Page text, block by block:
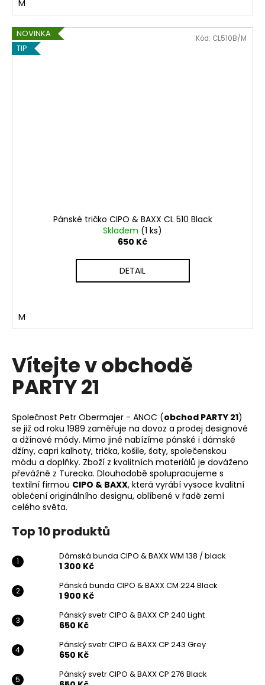
M
NOVINKA
TIP
Pánské tričko CIPO & BAXX CL 510 Black
Skladem (1 ks)
650 Kč
DETAIL
M
Kód: CL510B/M
Vítejte v obchodě
PARTY 21
Společnost Petr Obermajer - ANOC (obchod PARTY 21)
se již od roku 1989 zaměřuje na dovoz a prodej designové
a džínové módy. Mimo jiné nabízíme pánské i dámské
džíny, capri kalhoty, trička, košile, šaty, společenskou
módu a doplňky. Zboží z kvalitních materiálů je dováženo
převážně z Turecka. Dlouhodobě spolupracujeme s
textilní firmou CIPO & BAXX, která vyrábí vysoce kvalitní
oblečení originálního designu, oblíbené v řadě zemí
celého světa.
Top 10 produktů
Dámská bunda CIPO & BAXX WM 138 / black
1 300 Kč
Pánská bunda CIPO & BAXX CM 224 Black
1 900 Kč
Pánský svetr CIPO & BAXX CP 240 Light
650 Kč
Pánský svetr CIPO & BAXX CP 243 Grey
650 Kč
Pánský svetr CIPO & BAXX CP 276 Black